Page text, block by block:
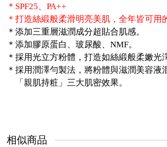
＊SPF25、PA++
＊打造絲緞般柔滑明亮美肌，全年皆可用
＊添加三重層滋潤成分超貼合肌感。
＊添加膠原蛋白、玻尿酸、NMF。
＊採用光立方粉體，打造如絲緞般柔嫩光
＊採用潤澤勻製法，將粉體與滋潤美容液
「親肌持粧」三大肌密效果。
相似商品